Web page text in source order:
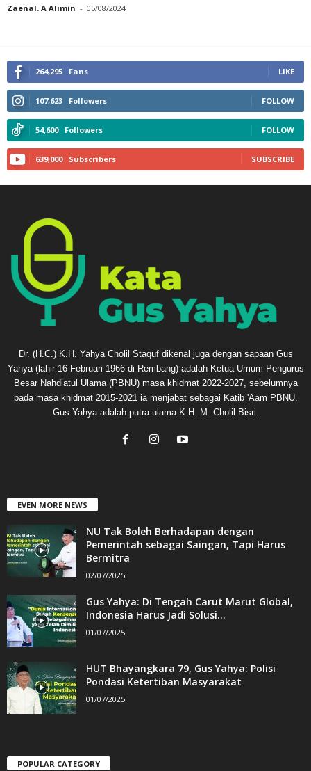
Zaenal. A Alimin - 05/08/2024
264,295 Fans LIKE
107,623 Followers FOLLOW
54,600 Followers FOLLOW
639,000 Subscribers SUBSCRIBE
Dr. (H.C.) K.H. Yahya Cholil Staquf dikenal juga dengan sapaan Gus
Yahya (lahir 16 Februari 1966 di Rembang) adalah Ketua Umum Pengurus
Besar Nahdlatul Ulama (PBNU) masa khidmat 2022-2027, sebelumnya
pada masa khidmat 2015-2021 ia menjabat sebagai Katib 'Aam PBNU.
Gus Yahya adalah putra ulama K.H. M. Cholil Bisri.
EVEN MORE NEWS
NU Tak Boleh Berhadapan dengan
Pemerintah sebagai Saingan, Tapi Harus
Bermitra
02/07/2025
Gus Yahya: Di Tengah Carut Marut Global,
Indonesia Harus Jadi Solusi...
01/07/2025
HUT Bhayangkara 79, Gus Yahya: Polisi
Pondasi Ketertiban Masyarakat
01/07/2025
POPULAR CATEGORY